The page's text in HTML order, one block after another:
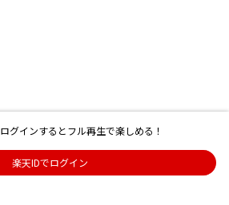
ログインするとフル再生で楽しめる！
楽天IDでログイン